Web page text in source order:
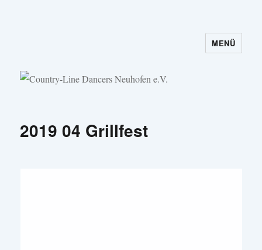
Country-Line Dancers Neuhofen e.V.
MENÜ
2019 04 Grillfest